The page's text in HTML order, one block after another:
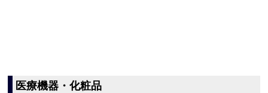
医療機器・化粧品